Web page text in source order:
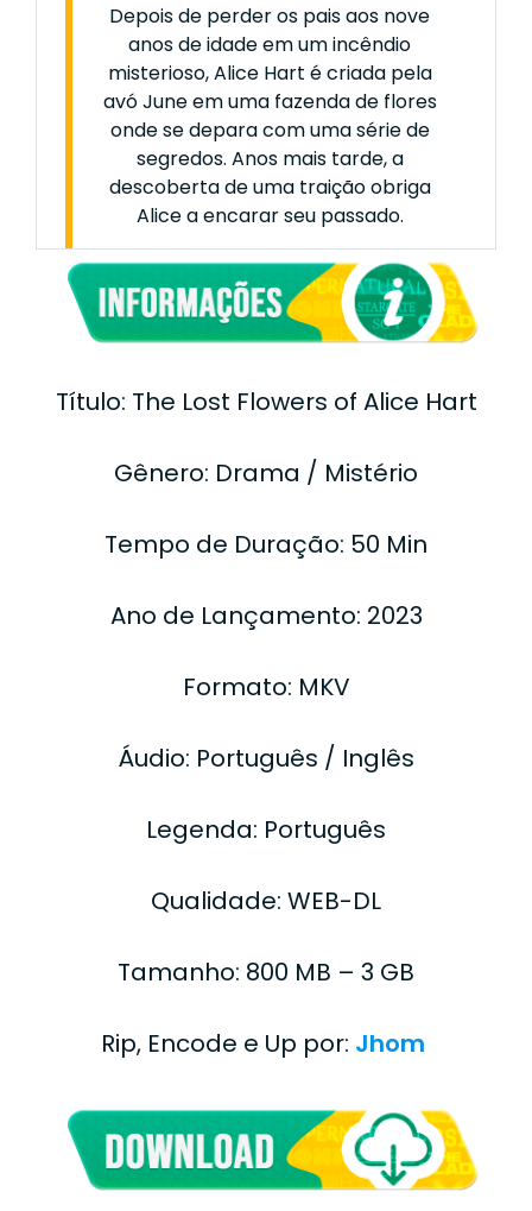
Depois de perder os pais aos nove
anos de idade em um incêndio
misterioso, Alice Hart é criada pela
avó June em uma fazenda de flores
onde se depara com uma série de
segredos. Anos mais tarde, a
descoberta de uma traição obriga
Alice a encarar seu passado.
Título: The Lost Flowers of Alice Hart
Gênero: Drama / Mistério
Tempo de Duração: 50 Min
Ano de Lançamento: 2023
Formato: MKV
Áudio: Português / Inglês
Legenda: Português
Qualidade: WEB-DL
Tamanho: 800 MB – 3 GB
Rip, Encode e Up por: Jhom